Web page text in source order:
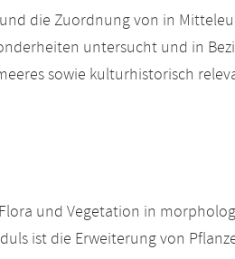
die Zuordnung von in
untersucht und in
sowie kulturhistorisch
und Vegetation in
ist die Erweiterung von